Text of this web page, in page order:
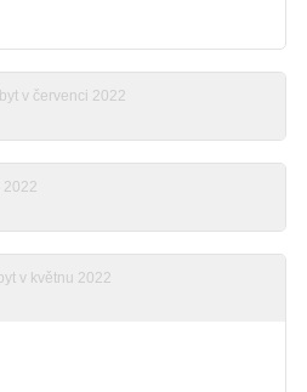
v červenci 2022
2022
v květnu 2022